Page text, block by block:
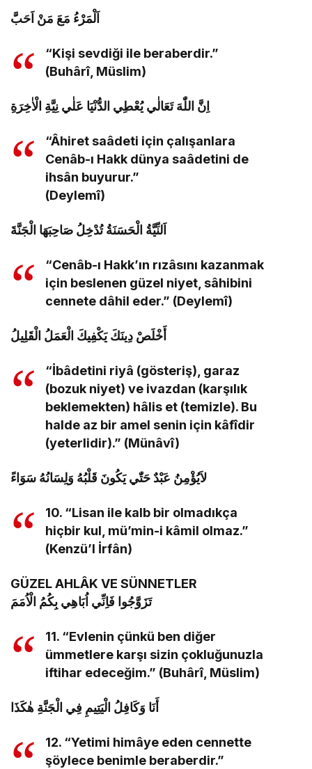
اَلْمَرْءُ مَعَ مَنْ اَحَبَّ
“Kişi sevdiği ile beraberdir.”
(Buhârî, Müslim)
اِنَّ اللّٰهَ تَعَالٰي يُعْطِي الدُّنْيَا عَلٰي نِيَّةِ الْاٰخِرَةِ
“Âhiret saâdeti için çalışanlara
Cenâb-ı Hakk dünya saâdetini de
ihsân buyurur.”
(Deylemî)
اَلنِّيَّةُ الْحَسَنَةُ تُدْخِلُ صَاحِبَهَا الْجَنَّةَ
“Cenâb-ı Hakk’ın rızâsını kazanmak
için beslenen güzel niyet, sâhibini
cennete dâhil eder.” (Deylemî)
أَخْلَصْ دِينَكَ يَكْفِيكَ الْعَمَلُ الْقَلِيلُ
“İbâdetini riyâ (gösteriş), garaz
(bozuk niyet) ve ivazdan (karşılık
beklemekten) hâlis et (temizle). Bu
halde az bir amel senin için kâfîdir
(yeterlidir).” (Münâvî)
لاَيُؤْمِنُ عَبْدٌ حَتّٰي يَكُونَ قَلْبُهُ وَلِسَانُهُ سَوَاءً
10. “Lisan ile kalb bir olmadıkça
hiçbir kul, mü’min-i kâmil olmaz.”
(Kenzü’l İrfân)
GÜZEL AHLÂK VE SÜNNETLER
تَزَوَّجُوا فَاِنِّي اُبَاهِي بِكُمُ الْاُمَمَ
11. “Evlenin çünkü ben diğer
ümmetlere karşı sizin çokluğunuzla
iftihar edeceğim.” (Buhârî, Müslim)
أَنَا وَكَافِلُ الْيَتِيمِ فِي الْجَنَّةِ هٰكَذَا
12. “Yetimi himâye eden cennette
şöylece benimle beraberdir.”